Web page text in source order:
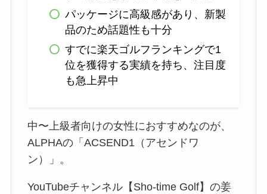
パッケージに高級感があり、新製
品のため話題性も十分
すでに楽天ゴルフランキングで1
位を獲得する実績を持ち、注目度
も急上昇中
中〜上級者向けの女性におすすめなのが、
ALPHAの「ACSEND1（アセンドワ
ン）」。
YouTubeチャンネル【Sho-time Golf】の姜